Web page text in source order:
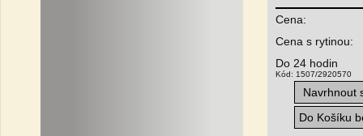
Cena:
Cena s rytinou:
Do 24 hodin
Kód: 1507/2920570
Navrhnout
Do Košíku